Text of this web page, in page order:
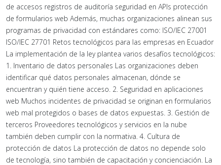
de accesos registros de auditoría seguridad en APIs protección
de formularios web Además, muchas organizaciones alinean sus
programas de privacidad con estándares como: ISO/IEC 27001
ISO/IEC 27701 Retos tecnológicos para las empresas en Ecuador
La implementación de la ley plantea varios desafíos tecnológicos:
1. Inventario de datos personales Las organizaciones deben
identificar qué datos personales almacenan, dónde se
encuentran y quién tiene acceso. 2. Seguridad en aplicaciones
web Muchos incidentes de privacidad se originan en formularios
web mal protegidos o bases de datos expuestas. 3. Gestión de
terceros Proveedores tecnológicos y servicios en la nube
también deben cumplir con la normativa. 4. Cultura de
protección de datos La protección de datos no depende solo
de tecnología, sino también de capacitación y concienciación. La